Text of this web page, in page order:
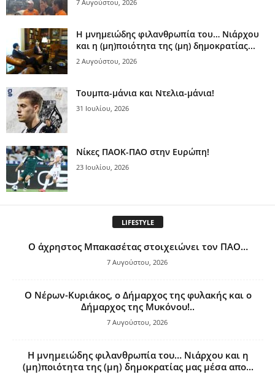
7 Αυγούστου, 2026
Η μνημειώδης φιλανθρωπία του… Νιάρχου
και η (μη)ποιότητα της (μη) δημοκρατίας...
2 Αυγούστου, 2026
Τουμπα-μάνια και Ντελια-μάνια!
31 Ιουλίου, 2026
Νίκες ΠΑΟΚ-ΠΑΟ στην Ευρώπη!
23 Ιουλίου, 2026
LIFESTYLE
Ο άχρηστος Μπακασέτας στοιχειώνει τον ΠΑΟ…
7 Αυγούστου, 2026
Ο Νέρων-Κυριάκος, o Δήμαρχος της φυλακής και ο
Δήμαρχος της Μυκόνου!..
7 Αυγούστου, 2026
Η μνημειώδης φιλανθρωπία του… Νιάρχου και η
(μη)ποιότητα της (μη) δημοκρατίας μας μέσα απο...